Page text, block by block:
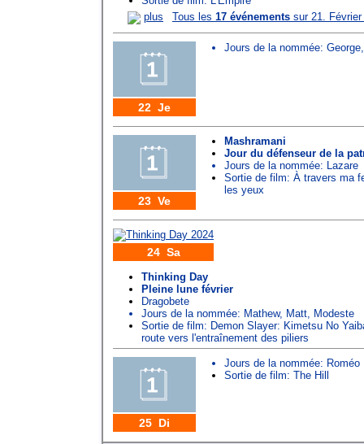
plus
Tous les 17 événements sur 21. Février
22 Je
Jours de la nommée: George
23 Ve
Mashramani
Jour du défenseur de la
Jours de la nommée: Lazare
Sortie de film: À travers ma
les yeux
24 Sa
Thinking Day
Pleine lune février
Dragobete
Jours de la nommée: Mathew, Matt Modeste
Sortie de film: Demon Slayer: Kimetsu No
route vers l'entraînement des piliers
25 Di
Jours de la nommée: Roméo
Sortie de film: The Hill